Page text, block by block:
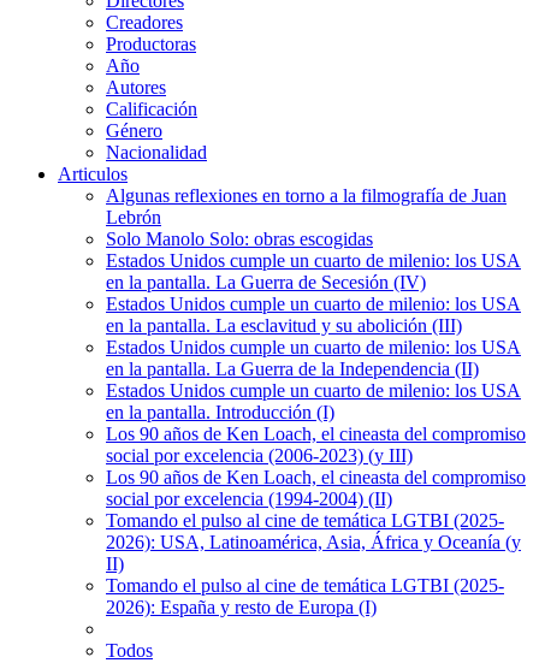
Creadores
Productoras
Año
Autores
Calificación
Género
Nacionalidad
Articulos
Algunas reflexiones en torno a la filmografía de Juan
Lebrón
Solo Manolo Solo: obras escogidas
Estados Unidos cumple un cuarto de milenio: los USA
en la pantalla. La Guerra de Secesión (IV)
Estados Unidos cumple un cuarto de milenio: los USA
en la pantalla. La esclavitud y su abolición (III)
Estados Unidos cumple un cuarto de milenio: los USA
en la pantalla. La Guerra de la Independencia (II)
Estados Unidos cumple un cuarto de milenio: los USA
en la pantalla. Introducción (I)
Los 90 años de Ken Loach, el cineasta del compromiso
social por excelencia (2006-2023) (y III)
Los 90 años de Ken Loach, el cineasta del compromiso
social por excelencia (1994-2004) (II)
Tomando el pulso al cine de temática LGTBI (2025-
2026): USA, Latinoamérica, Asia, África y Oceanía (y
II)
Tomando el pulso al cine de temática LGTBI (2025-
2026): España y resto de Europa (I)
Todos